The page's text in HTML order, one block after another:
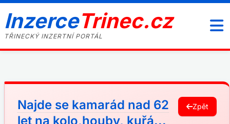
InzerceTrinec.cz
TŘINECKÝ INZERTNÍ PORTÁL
Najde se kamarád nad 62
let na kolo,houby, kuřá...
Zpět